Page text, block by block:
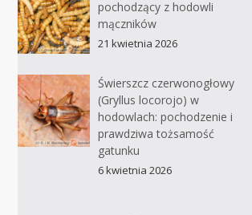
pochodzący z hodowli
mączników
21 kwietnia 2026
Świerszcz czerwonogłowy
(Gryllus locorojo) w
hodowlach: pochodzenie i
prawdziwa tożsamość
gatunku
6 kwietnia 2026